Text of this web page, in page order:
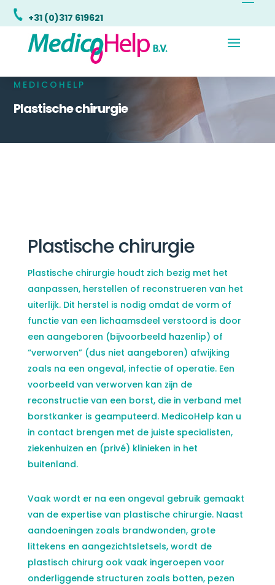
+31 (0)317 619621
MEDICOHELP
Plastische chirurgie
Plastische chirurgie
Plastische chirurgie houdt zich bezig met het
aanpassen, herstellen of reconstrueren van het
uiterlijk. Dit herstel is nodig omdat de vorm of
functie van een lichaamsdeel verstoord is door
een aangeboren (bijvoorbeeld hazenlip) of
“verworven” (dus niet aangeboren) afwijking
zoals na een ongeval, infectie of operatie. Een
voorbeeld van verworven kan zijn de
reconstructie van een borst, die in verband met
borstkanker is geamputeerd. MedicoHelp kan u
in contact brengen met de juiste specialisten,
ziekenhuizen en (privé) klinieken in het
buitenland.
Vaak wordt er na een ongeval gebruik gemaakt
van de expertise van plastische chirurgie. Naast
aandoeningen zoals brandwonden, grote
littekens en aangezichtsletsels, wordt de
plastisch chirurg ook vaak ingeroepen voor
onderliggende structuren zoals botten, pezen